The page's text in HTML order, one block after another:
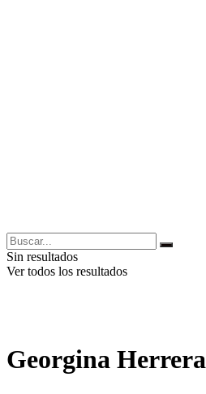
Sin resultados
Ver todos los resultados
Georgina Herrera